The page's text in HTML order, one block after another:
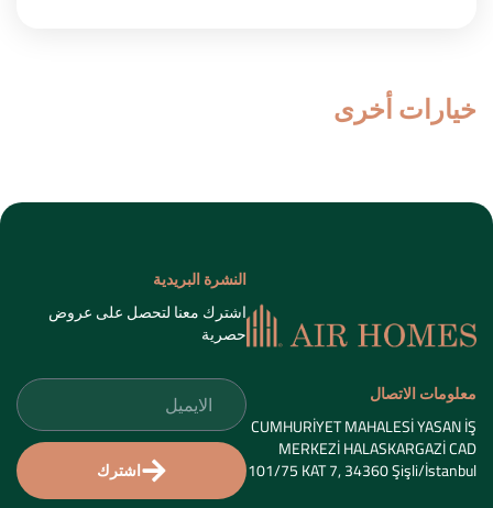
خيارات أخرى
معلومات الاتصال
CUMHURİYET MAHALESİ YASAN İŞ
MERKEZİ HALASKARGAZİ CAD
101/75 KAT 7, 34360 Şişli/İstanbul
النشرة البريدية
اشترك معنا لتحصل على عروض
حصرية
اشترك